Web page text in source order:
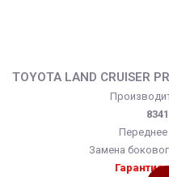
TOYOTA LAND CRUISER
Замена
Гарантия